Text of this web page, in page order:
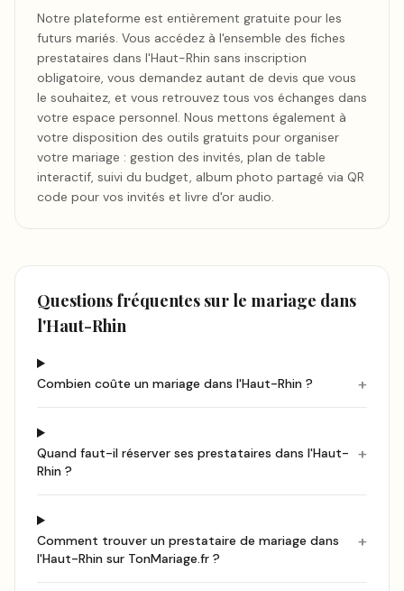
Notre plateforme est entièrement gratuite pour les
futurs mariés. Vous accédez à l'ensemble des fiches
prestataires dans l'Haut-Rhin sans inscription
obligatoire, vous demandez autant de devis que vous
le souhaitez, et vous retrouvez tous vos échanges dans
votre espace personnel. Nous mettons également à
votre disposition des outils gratuits pour organiser
votre mariage : gestion des invités, plan de table
interactif, suivi du budget, album photo partagé via QR
code pour vos invités et livre d'or audio.
Questions fréquentes sur le mariage dans
l'Haut-Rhin
Combien coûte un mariage dans l'Haut-Rhin ? +
Quand faut-il réserver ses prestataires dans l'Haut-
Rhin ?
+
Comment trouver un prestataire de mariage dans
l'Haut-Rhin sur TonMariage.fr ?
+